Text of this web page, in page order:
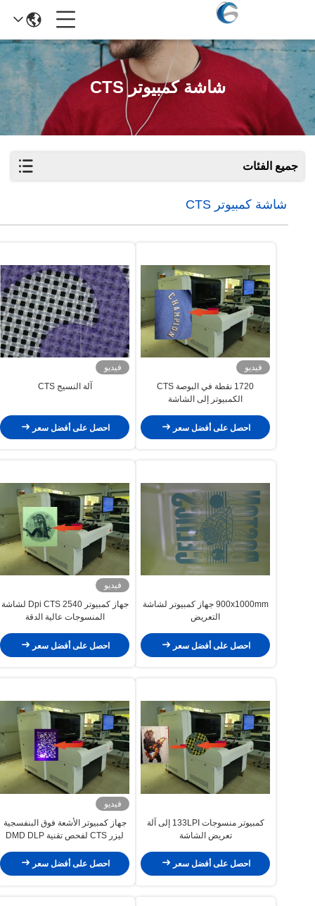
شاشة كمبيوتر CTS
جميع الفئات
شاشة كمبيوتر CTS
فيديو
1720 نقطة في البوصة CTS
الكمبيوتر إلى الشاشة
احصل على أفضل سعر
فيديو
آلة النسيج CTS
احصل على أفضل سعر
900x1000mm جهاز كمبيوتر لشاشة
التعريض
احصل على أفضل سعر
فيديو
جهاز كمبيوتر 2540 Dpi CTS لشاشة
المنسوجات عالية الدقة
احصل على أفضل سعر
كمبيوتر منسوجات 133LPI إلى آلة
تعريض الشاشة
احصل على أفضل سعر
فيديو
جهاز كمبيوتر الأشعة فوق البنفسجية
ليزر CTS لفحص تقنية DMD DLP
احصل على أفضل سعر